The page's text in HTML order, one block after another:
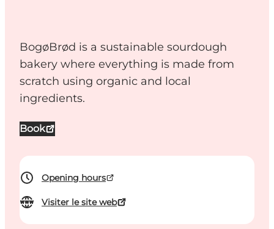
BogøBrød is a sustainable sourdough
bakery where everything is made from
scratch using organic and local
ingredients.
Book
Opening hours
Visiter le site web